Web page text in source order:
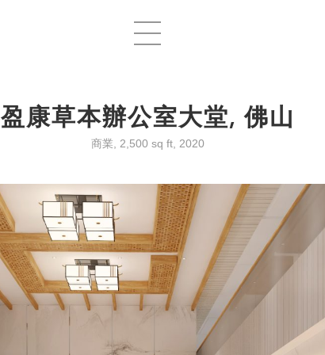
盈康草本辦公室大堂, 佛山
商業, 2,500 sq ft, 2020